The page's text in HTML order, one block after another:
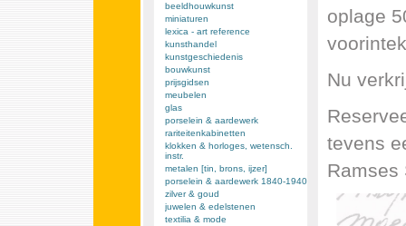
beeldhouwkunst
miniaturen
lexica - art reference
kunsthandel
kunstgeschiedenis
bouwkunst
prijsgidsen
meubelen
glas
porselein & aardewerk
rariteitenkabinetten
klokken & horloges, wetensch.
instr.
metalen [tin, brons, ijzer]
porselein & aardewerk 1840-1940
zilver & goud
juwelen & edelstenen
textilia & mode
oplage
Nu
tevens
Ramses